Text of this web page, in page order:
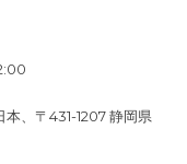
、〒431-1207 静岡県